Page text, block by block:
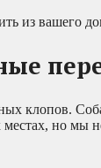
из вашего
клопов.
но